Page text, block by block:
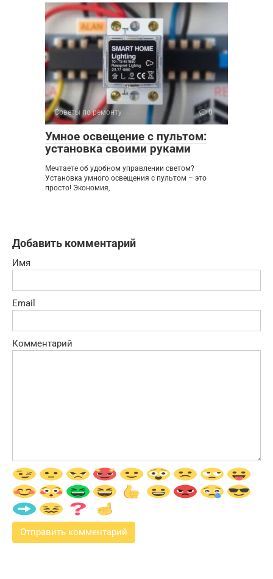
Советы по ремонту 0
Умное освещение с пультом:
установка своими руками
Мечтаете об удобном управлении светом?
Установка умного освещения с пультом – это
просто! Экономия,
Добавить комментарий
Имя
Email
Комментарий